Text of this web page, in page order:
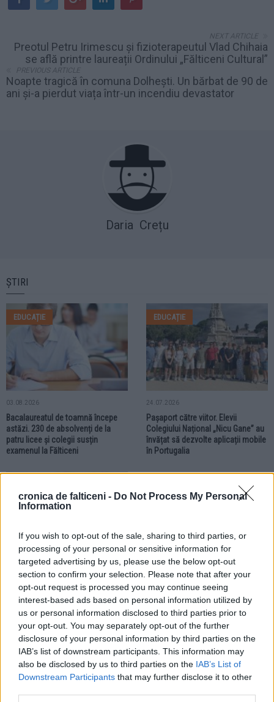
cronica de falticeni - Do Not Process My Personal
Information
If you wish to opt-out of the sale, sharing to third parties, or
processing of your personal or sensitive information for
targeted advertising by us, please use the below opt-out
section to confirm your selection. Please note that after your
opt-out request is processed you may continue seeing
interest-based ads based on personal information utilized by
us or personal information disclosed to third parties prior to
your opt-out. You may separately opt-out of the further
disclosure of your personal information by third parties on the
IAB’s list of downstream participants. This information may
also be disclosed by us to third parties on the IAB’s List of
Downstream Participants that may further disclose it to other
NEXT ARTICLE
Preotul Petru Irimescu și fizioterapeutul Vlad Chihaia
se află printre laureații Ordinului „Fălticeni Cultural”
PREVIOUS ARTICLE
Noapte tragică în comuna Dolhești. Un bărbat de 90 de
ani și-a pierdut viața într-un incendiu devastator
Daria Crețu
ȘTIRI
EDUCAȚIE
03.08.2026
Bacalaureatul de toamnă începe
astăzi. 230 de absolvenți de la
patru licee și colegii susțin
examenul la Fălticeni
EDUCAȚIE
24.07.2026
Pașaport către viitor. Elevii
Colegiului Național „Nicu Gane” au
învățat să dezvolte aplicații mobile
în Portugalia
22.07.2026
Rezultatele examenului de
Definitivat. Topul profesorilor cu
cele mai mari medii din Fălticeni și
din mediul rural
EDUCAȚIE EDUCAȚIE